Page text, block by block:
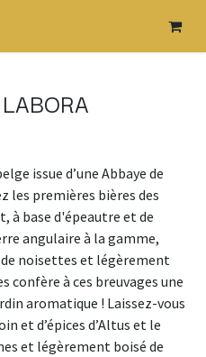
issue d’une Abbaye de
les premières bières des
à base d'épeautre et de
angulaire à la gamme,
noisettes et légèrement
confère à ces breuvages une
aromatique ! Laissez-vous
et d’épices d’Altus et le
et légèrement boisé de